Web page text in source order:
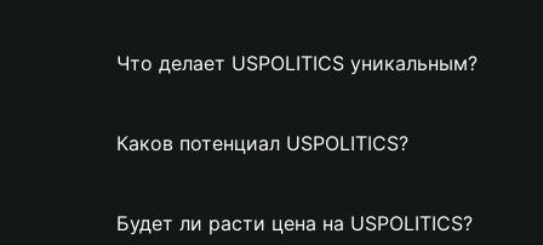
Что делает USPOLITICS уникальным?
Каков потенциал USPOLITICS?
Будет ли расти цена на USPOLITICS?